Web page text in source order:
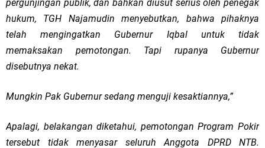
pergunjingan publik, dan bahkan diusut serius oleh penegak
hukum, TGH Najamudin menyebutkan, bahwa pihaknya
telah mengingatkan Gubernur Iqbal untuk tidak
memaksakan pemotongan. Tapi rupanya Gubernur
disebutnya nekat.
Mungkin Pak Gubernur sedang menguji kesaktiannya,”
Apalagi, belakangan diketahui, pemotongan Program Pokir
tersebut tidak menyasar seluruh Anggota DPRD NTB.